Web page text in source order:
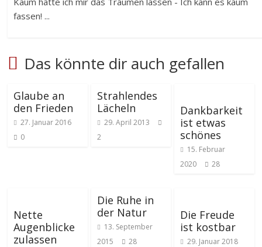
fassen! ...
Das könnte dir auch gefallen
Glaube an
den Frieden
27. Januar 2016
0
Strahlendes
Lächeln
29. April 2013
2
Dankbarkeit
ist etwas
schönes
15. Februar
2020
28
Nette
Augenblicke
zulassen
Die Ruhe in
der Natur
13. September
2015
28
Die Freude
ist kostbar
29. Januar 2018